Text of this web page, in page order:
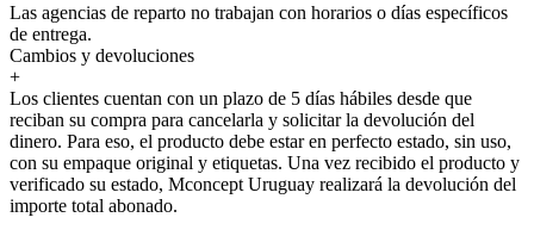
Las agencias de reparto no trabajan con horarios o días específicos
de entrega.
Cambios y devoluciones
+
Los clientes cuentan con un plazo de 5 días hábiles desde que
reciban su compra para cancelarla y solicitar la devolución del
dinero. Para eso, el producto debe estar en perfecto estado, sin uso,
con su empaque original y etiquetas. Una vez recibido el producto y
verificado su estado, Mconcept Uruguay realizará la devolución del
importe total abonado.